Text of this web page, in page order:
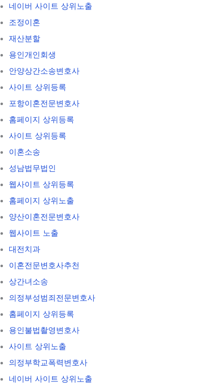
네이버 사이트 상위노출
조정이혼
재산분할
용인개인회생
안양상간소송변호사
사이트 상위등록
포항이혼전문변호사
홈페이지 상위등록
사이트 상위등록
이혼소송
성남법무법인
웹사이트 상위등록
홈페이지 상위노출
양산이혼전문변호사
웹사이트 노출
대전치과
이혼전문변호사추천
상간녀소송
의정부성범죄전문변호사
홈페이지 상위등록
용인불법촬영변호사
사이트 상위노출
의정부학교폭력변호사
네이버 사이트 상위노출